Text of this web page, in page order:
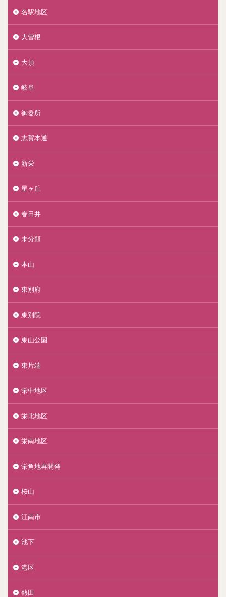
名駅地区
大曽根
大須
岐阜
御器所
志賀本通
新栄
星ヶ丘
春日井
未分類
本山
東別府
東別院
東山公園
東片端
栄中地区
栄北地区
栄南地区
栄角地再開発
桜山
江南市
池下
港区
熱田